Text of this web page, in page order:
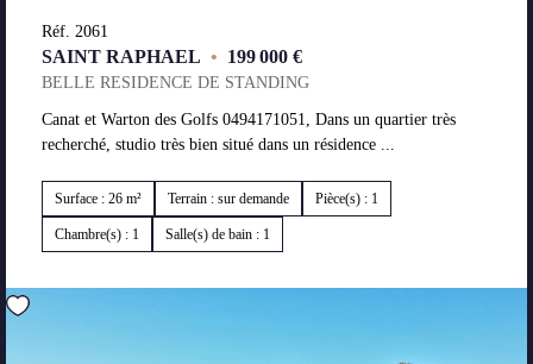
Réf. 2061
SAINT RAPHAEL • 199 000 €
BELLE RESIDENCE DE STANDING
Canat et Warton des Golfs 0494171051, Dans un quartier très
recherché, studio très bien situé dans un résidence ...
Surface : 26 m² Terrain : sur demande Pièce(s) : 1
Chambre(s) : 1 Salle(s) de bain : 1